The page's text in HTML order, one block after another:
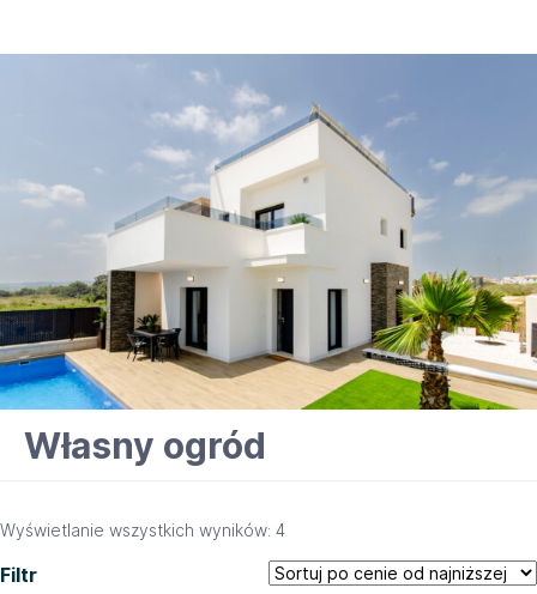
Własny ogród
Wyświetlanie wszystkich wyników: 4Posortowane
ceny:
Filtr